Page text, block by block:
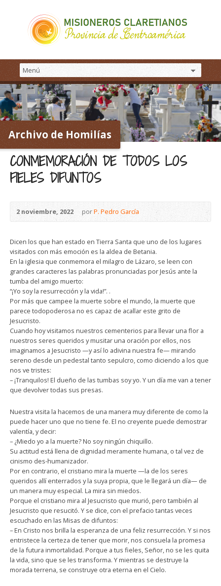
Archivo de Homilías
CONMEMORACIÓN DE TODOS LOS
FIELES DIFUNTOS
2 noviembre, 2022 porP. Pedro García
Dicen los que han estado en Tierra Santa que uno de los lugares
visitados con más emoción es la aldea de Betania.
En la iglesia que conmemora el milagro de Lázaro, se leen con
grandes caracteres las palabras pronunciadas por Jesús ante la
tumba del amigo muerto:
“¡Yo soy la resurrección y la vida!”. .
Por más que campee la muerte sobre el mundo, la muerte que
parece todopoderosa no es capaz de acallar este grito de
Jesucristo.
Cuando hoy visitamos nuestros cementerios para llevar una flor a
nuestros seres queridos y musitar una oración por ellos, nos
imaginamos a Jesucristo —y así lo adivina nuestra fe— mirando
sereno desde un pedestal tanto sepulcro, como diciendo a los que
nos ve tristes:
– ¡Tranquilos! El dueño de las tumbas soy yo. Y un día me van a tener
que devolver todas sus presas.
Nuestra visita la hacemos de una manera muy diferente de como la
puede hacer uno que no tiene fe. El no creyente puede demostrar
valentía, y decir:
– ¿Miedo yo a la muerte? No soy ningún chiquillo.
Su actitud está llena de dignidad meramente humana, o tal vez de
cinismo des-humanizador.
Por en contrario, el cristiano mira la muerte —la de los seres
queridos allí enterrados y la suya propia, que le llegará un día— de
un manera muy especial. La mira sin miedos.
Porque el cristiano mira al Jesucristo que murió, pero también al
Jesucristo que resucitó. Y se dice, con el prefacio tantas veces
escuchado en las Misas de difuntos:
– En Cristo nos brilla la esperanza de una feliz resurrección. Y si nos
entristece la certeza de tener que morir, nos consuela la promesa
de la futura inmortalidad. Porque a tus fieles, Señor, no se les quita
la vida, sino que se les transforma. Y mientras se destruye la
morada terrena, se construye otra eterna en el Cielo.